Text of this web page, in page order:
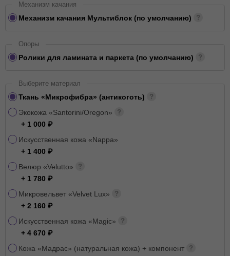
Механизм качания
Механизм качания Мультиблок (по умолчанию)
Опоры
Ролики для ламината и паркета (по умолчанию)
Выберите материал
Ткань «Микрофибра» (антикоготь)
Экокожа «Santorini/Oregon»
+ 1 000
Искусственная кожа «Nappa»
+ 1 400
Велюр «Velutto»
+ 1 780
Микровельвет «Velvet Lux»
+ 2 160
Искусственная кожа «Magic»
+ 4 670
Кожа «Мадрас» (натуральная кожа) + компонент